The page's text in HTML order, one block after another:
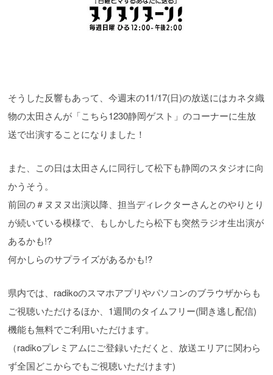
そうした反響もあって、今週末の11/17(日)の放送にはカネタ織
物の太田さんが「こちら1230静岡ゲスト」のコーナーに生放
送で出演することになりました！
また、この日は太田さんに同行して松下も静岡のスタジオに向
かうそう。
前回の＃ヌヌヌ出演以降、担当ディレクターさんとのやりとり
が続いている模様で、もしかしたら松下も突然ラジオ生出演が
あるかも!?
何かしらのサプライズがあるかも!?
県内では、radikoのスマホアプリやパソコンのブラウザからも
ご視聴いただけるほか、1週間のタイムフリー(聞き逃し配信)
機能も無料でご利用いただけます。
（radikoプレミアムにご登録いただくと、放送エリアに関わら
ず全国どこからでもご視聴いただけます)